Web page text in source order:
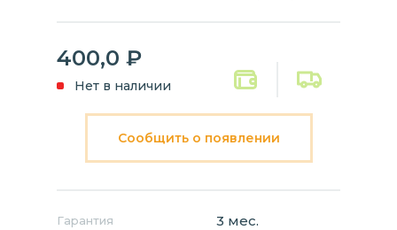
400,0 ₽
Нет в наличии
Сообщить о появлении
Гарантия 3 мес.